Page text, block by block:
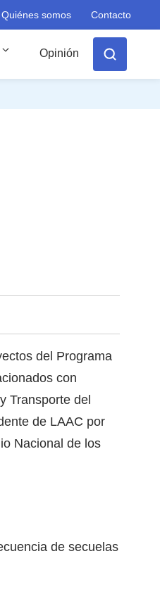
Quiénes somos Contacto
Opinión
del Programa
con
Transporte del
de LAAC por
Nacional de los
de secuelas